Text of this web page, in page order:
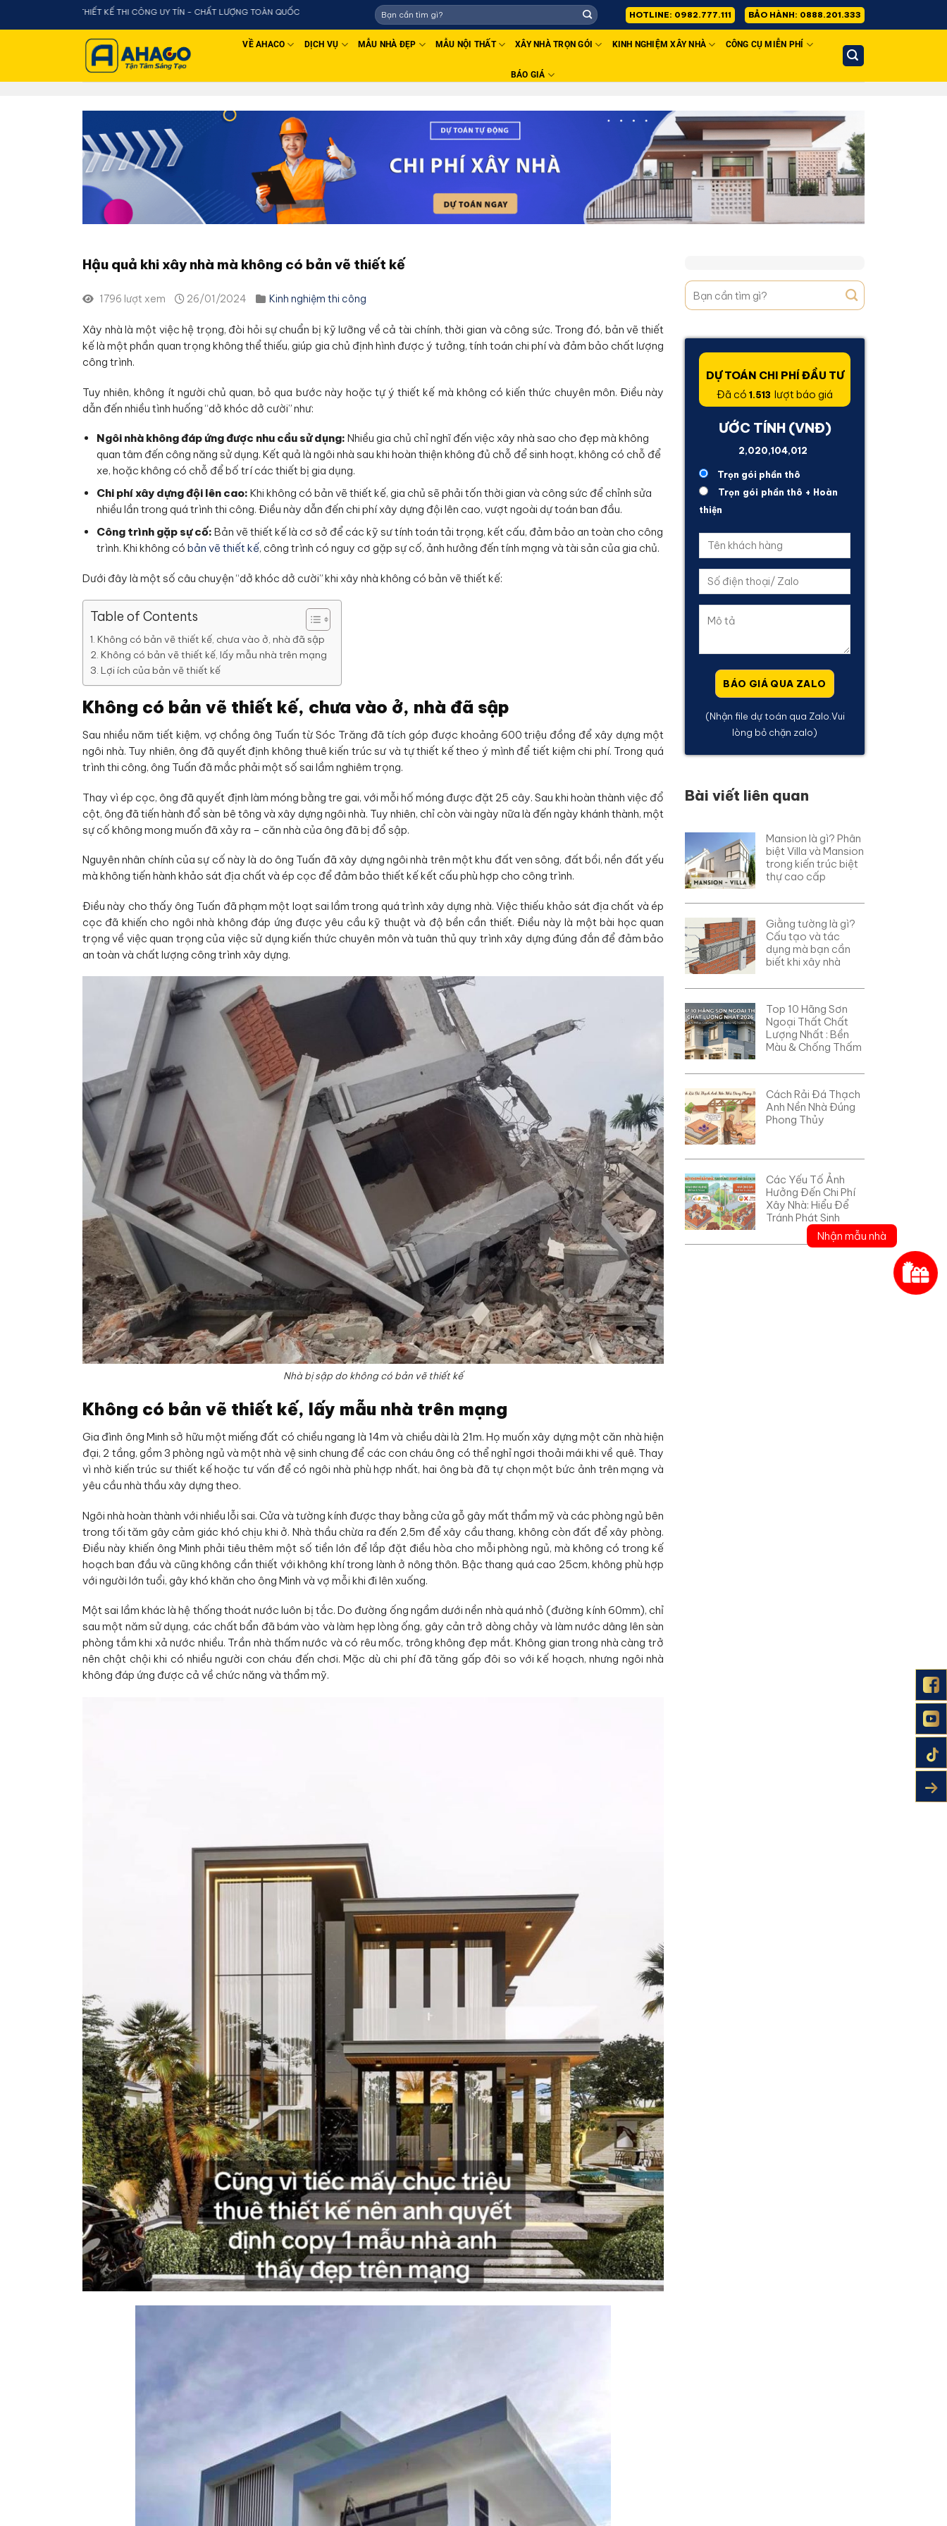
Nhận mẫu nhà
KẾ THI CÔNG UY TÍN - CHẤT LƯỢNG TOÀN QUỐC HOTLINE: 0982.777.111 BẢO HÀNH: 0888.201.333
VỀ AHACO DỊCH VỤ MẪU NHÀ ĐẸP MẪU NỘI THẤT XÂY NHÀ TRỌN GÓI KINH NGHIỆM XÂY NHÀ CÔNG CỤ MIỄN PHÍ
BÁO GIÁ
Hậu quả khi xây nhà mà không có bản vẽ thiết kế
1796 lượt xem 26/01/2024 Kinh nghiệm thi công
Xây nhà là một việc hệ trọng, đòi hỏi sự chuẩn bị kỹ lưỡng về cả tài chính, thời gian và công sức. Trong đó, bản vẽ thiết
kế là một phần quan trọng không thể thiếu, giúp gia chủ định hình được ý tưởng, tính toán chi phí và đảm bảo chất lượng
công trình.
Tuy nhiên, không ít người chủ quan, bỏ qua bước này hoặc tự ý thiết kế mà không có kiến thức chuyên môn. Điều này
dẫn đến nhiều tình huống “dở khóc dở cười” như:
Ngôi nhà không đáp ứng được nhu cầu sử dụng: Nhiều gia chủ chỉ nghĩ đến việc xây nhà sao cho đẹp mà không
quan tâm đến công năng sử dụng. Kết quả là ngôi nhà sau khi hoàn thiện không đủ chỗ để sinh hoạt, không có chỗ để
xe, hoặc không có chỗ để bố trí các thiết bị gia dụng.
Chi phí xây dựng đội lên cao: Khi không có bản vẽ thiết kế, gia chủ sẽ phải tốn thời gian và công sức để chỉnh sửa
nhiều lần trong quá trình thi công. Điều này dẫn đến chi phí xây dựng đội lên cao, vượt ngoài dự toán ban đầu.
Công trình gặp sự cố: Bản vẽ thiết kế là cơ sở để các kỹ sư tính toán tải trọng, kết cấu, đảm bảo an toàn cho công
trình. Khi không có bản vẽ thiết kế, công trình có nguy cơ gặp sự cố, ảnh hưởng đến tính mạng và tài sản của gia chủ.
Dưới đây là một số câu chuyện “dở khóc dở cười” khi xây nhà không có bản vẽ thiết kế:
Table of Contents
Không có bản vẽ thiết kế, chưa vào ở, nhà đã sập
Không có bản vẽ thiết kế, lấy mẫu nhà trên mạng
Lợi ích của bản vẽ thiết kế
Không có bản vẽ thiết kế, chưa vào ở, nhà đã sập
Sau nhiều năm tiết kiệm, vợ chồng ông Tuấn từ Sóc Trăng đã tích góp được khoảng 600 triệu đồng để xây dựng một
ngôi nhà. Tuy nhiên, ông đã quyết định không thuê kiến trúc sư và tự thiết kế theo ý mình để tiết kiệm chi phí. Trong quá
trình thi công, ông Tuấn đã mắc phải một số sai lầm nghiêm trọng.
Thay vì ép cọc, ông đã quyết định làm móng bằng tre gai, với mỗi hố móng được đặt 25 cây. Sau khi hoàn thành việc đổ
cột, ông đã tiến hành đổ sàn bê tông và xây dựng ngôi nhà. Tuy nhiên, chỉ còn vài ngày nữa là đến ngày khánh thành, một
sự cố không mong muốn đã xảy ra – căn nhà của ông đã bị đổ sập.
Nguyên nhân chính của sự cố này là do ông Tuấn đã xây dựng ngôi nhà trên một khu đất ven sông, đất bồi, nền đất yếu
mà không tiến hành khảo sát địa chất và ép cọc để đảm bảo thiết kế kết cấu phù hợp cho công trình.
Điều này cho thấy ông Tuấn đã phạm một loạt sai lầm trong quá trình xây dựng nhà. Việc thiếu khảo sát địa chất và ép
cọc đã khiến cho ngôi nhà không đáp ứng được yêu cầu kỹ thuật và độ bền cần thiết. Điều này là một bài học quan
trọng về việc quan trọng của việc sử dụng kiến thức chuyên môn và tuân thủ quy trình xây dựng đúng đắn để đảm bảo
an toàn và chất lượng công trình xây dựng.
Nhà bị sập do không có bản vẽ thiết kế
Không có bản vẽ thiết kế, lấy mẫu nhà trên mạng
Gia đình ông Minh sở hữu một miếng đất có chiều ngang là 14m và chiều dài là 21m. Họ muốn xây dựng một căn nhà hiện
đại, 2 tầng, gồm 3 phòng ngủ và một nhà vệ sinh chung để các con cháu ông có thể nghỉ ngơi thoải mái khi về quê. Thay
vì nhờ kiến trúc sư thiết kế hoặc tư vấn để có ngôi nhà phù hợp nhất, hai ông bà đã tự chọn một bức ảnh trên mạng và
yêu cầu nhà thầu xây dựng theo.
Ngôi nhà hoàn thành với nhiều lỗi sai. Cửa và tường kính được thay bằng cửa gỗ gây mất thẩm mỹ và các phòng ngủ bên
trong tối tăm gây cảm giác khó chịu khi ở. Nhà thầu chừa ra đến 2,5m để xây cầu thang, không còn đất để xây phòng.
Điều này khiến ông Minh phải tiêu thêm một số tiền lớn để lắp đặt điều hòa cho mỗi phòng ngủ, mà không có trong kế
hoạch ban đầu và cũng không cần thiết với không khí trong lành ở nông thôn. Bậc thang quá cao 25cm, không phù hợp
với người lớn tuổi, gây khó khăn cho ông Minh và vợ mỗi khi đi lên xuống.
Một sai lầm khác là hệ thống thoát nước luôn bị tắc. Do đường ống ngầm dưới nền nhà quá nhỏ (đường kính 60mm), chỉ
sau một năm sử dụng, các chất bẩn đã bám vào và làm hẹp lòng ống, gây cản trở dòng chảy và làm nước dâng lên sàn
phòng tắm khi xả nước nhiều. Trần nhà thấm nước và có rêu mốc, trông không đẹp mắt. Không gian trong nhà càng trở
nên chật chội khi có nhiều người con cháu đến chơi. Mặc dù chi phí đã tăng gấp đôi so với kế hoạch, nhưng ngôi nhà
không đáp ứng được cả về chức năng và thẩm mỹ.
DỰ TOÁN CHI PHÍ ĐẦU TƯ
Đã có 1.513 lượt báo giá
ƯỚC TÍNH (VNĐ)
592,312,714
Trọn gói phần thô
Trọn gói phần thô + Hoàn
thiện
(Nhận file dự toán qua Zalo.Vui
lòng bỏ chặn zalo)
Bài viết liên quan
Mansion là gì? Phân
biệt Villa và Mansion
trong kiến trúc biệt
thự cao cấp
Giằng tường là gì?
Cấu tạo và tác
dụng mà bạn cần
biết khi xây nhà
Top 10 Hãng Sơn
Ngoại Thất Chất
Lượng Nhất : Bền
Màu & Chống Thấm
Cách Rải Đá Thạch
Anh Nền Nhà Đúng
Phong Thủy
Các Yếu Tố Ảnh
Hưởng Đến Chi Phí
Xây Nhà: Hiểu Để
Tránh Phát Sinh